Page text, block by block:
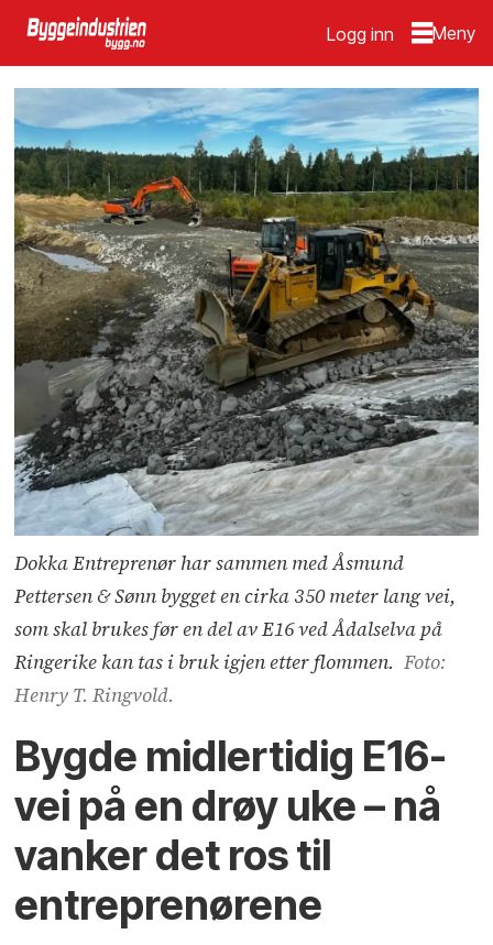
Logg inn
Dokka Entreprenør har sammen med Åsmund
Pettersen & Sønn bygget en cirka 350 meter lang vei,
som skal brukes før en del av E16 ved Ådalselva på
Ringerike kan tas i bruk igjen etter flommen. Foto:
Henry T. Ringvold.
Bygde midlertidig E16-
vei på en drøy uke – nå
vanker det ros til
entreprenørene